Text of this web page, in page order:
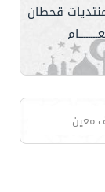
قحطان
معين